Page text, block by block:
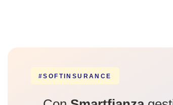
#SOFTINSURANCE